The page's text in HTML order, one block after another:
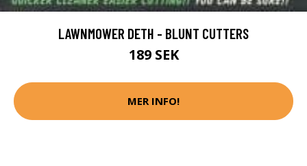
LAWNMOWER DETH - BLUNT CUTTERS
189 SEK
MER INFO!